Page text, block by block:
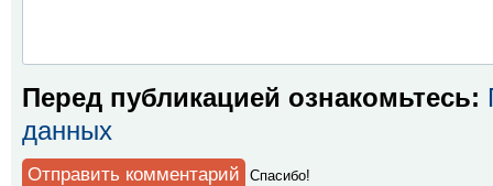
Перед публикацией ознакомьтесь:
данных
Спaсибо!